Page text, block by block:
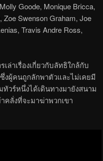
Goode, Monique Bricca,
Zoe Swenson Graham, Joe
Travis Andre Ross,
เล่าเรื่องเกี่ยวกับลัทธิใกล้กับ
ผู้คนถูกลักพาตัวและไม่เคยมี
วร์หนึ่งได้เดินทางมายังสนาม
คลั่งที่จะมาฆ่าพวกเขา